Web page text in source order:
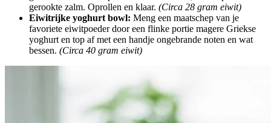
gerookte zalm. Oprollen en klaar. (Circa 28 gram eiwit)
Eiwitrijke yoghurt bowl: Meng een maatschep van je
favoriete eiwitpoeder door een flinke portie magere Griekse
yoghurt en top af met een handje ongebrande noten en wat
bessen. (Circa 40 gram eiwit)